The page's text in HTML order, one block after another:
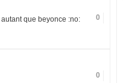
0
que beyonce :no:
0